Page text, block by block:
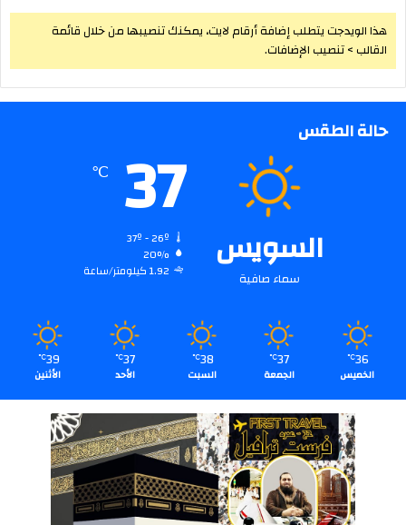
هذا الويدجت يتطلب إضافة أرقام لايت، يمكنك تنصيبها من خلال قائمة
القالب > تنصيب الإضافات.
حالة الطقس
السويس
سماء صافية
37
℃
20%
1.92 كيلومتر/ساعة
36
℃
الخميس
37
℃
الجمعة
38
℃
السبت
37
℃
الأحد
39
℃
الأثنين